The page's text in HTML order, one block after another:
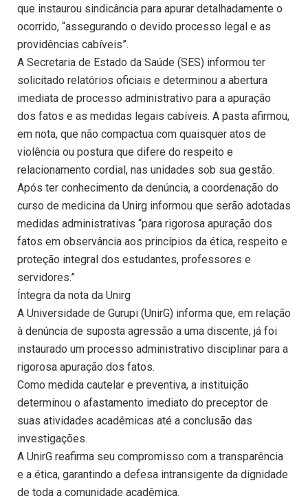
que instaurou sindicância para apurar detalhadamente o
ocorrido, “assegurando o devido processo legal e as
providências cabíveis”.
A Secretaria de Estado da Saúde (SES) informou ter
solicitado relatórios oficiais e determinou a abertura
imediata de processo administrativo para a apuração
dos fatos e as medidas legais cabíveis. A pasta afirmou,
em nota, que não compactua com quaisquer atos de
violência ou postura que difere do respeito e
relacionamento cordial, nas unidades sob sua gestão.
Após ter conhecimento da denúncia, a coordenação do
curso de medicina da Unirg informou que serão adotadas
medidas administrativas “para rigorosa apuração dos
fatos em observância aos princípios da ética, respeito e
proteção integral dos estudantes, professores e
servidores.”
Íntegra da nota da Unirg
A Universidade de Gurupi (UnirG) informa que, em relação
à denúncia de suposta agressão a uma discente, já foi
instaurado um processo administrativo disciplinar para a
rigorosa apuração dos fatos.
Como medida cautelar e preventiva, a instituição
determinou o afastamento imediato do preceptor de
suas atividades acadêmicas até a conclusão das
investigações.
A UnirG reafirma seu compromisso com a transparência
e a ética, garantindo a defesa intransigente da dignidade
de toda a comunidade acadêmica.